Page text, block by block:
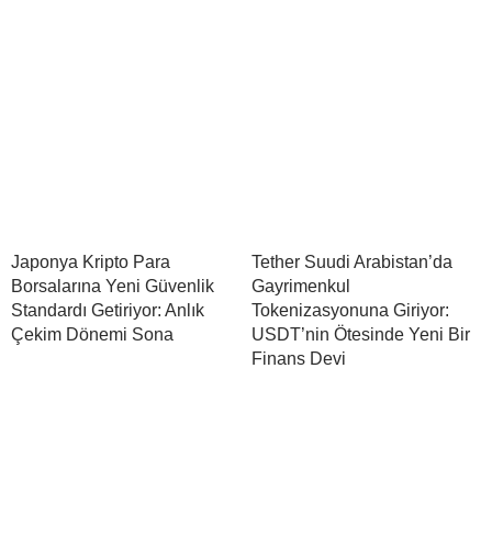
Japonya Kripto Para
Borsalarına Yeni Güvenlik
Standardı Getiriyor: Anlık
Çekim Dönemi Sona
Tether Suudi Arabistan’da
Gayrimenkul
Tokenizasyonuna Giriyor:
USDT’nin Ötesinde Yeni Bir
Finans Devi